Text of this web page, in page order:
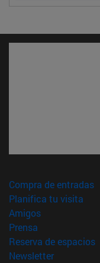
Compra de entradas
Planifica tu visita
Amigos(abre en
Prensa
Reserva de espacios
Newsletter(abre en